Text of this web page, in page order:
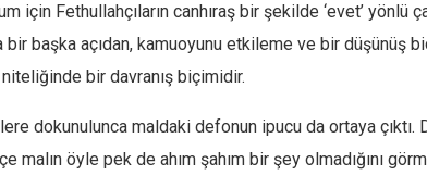
için Fethullahçıların canhıraş bir şekilde ‘evet’ yönlü
bir başka açıdan, kamuoyunu etkileme ve bir düşünüş
bir davranış biçimidir.
dokunulunca maldaki defonun ipucu da ortaya çıktı.
malın öyle pek de ahım şahım bir şey olmadığını